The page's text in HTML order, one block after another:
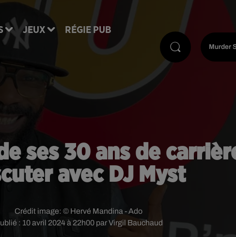
JEUX RÉGIE PUB
Murder
ses 30 ans de
avec DJ Myst
: 10 avril 2024 à 22h00 par Virgil Bauchaud
Crédit image: © Hervé Mandina - Ado